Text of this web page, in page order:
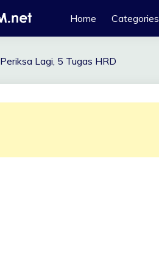
Home Categories
Periksa Lagi, 5 Tugas HRD